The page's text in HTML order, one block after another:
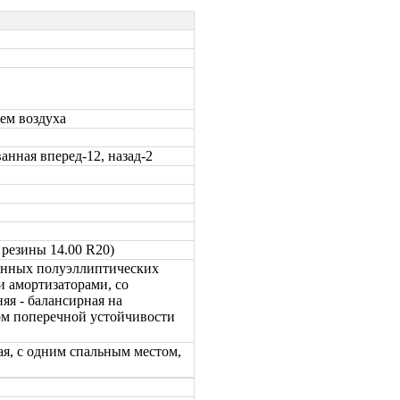
воздуха
вперед-12, назад-2
14.00 R20)
полуэллиптических
амортизаторами, со
- балансирная на
поперечной устойчивости
с одним спальным местом,